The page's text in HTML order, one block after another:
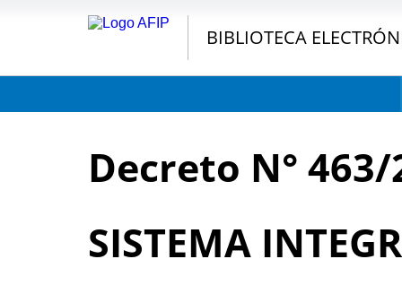
BIBLIOTECA
Decreto N° 463/
SISTEMA